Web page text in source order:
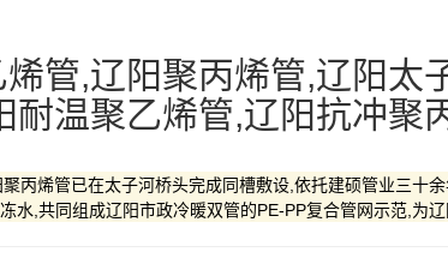
管,辽阳聚丙烯管,辽阳太
耐温聚乙烯管,辽阳抗冲聚
丙烯管已在太子河桥头完成同槽敷设,依托建硕管业三十
水,共同组成辽阳市政冷暖双管的PE-PP复合管网示范,为